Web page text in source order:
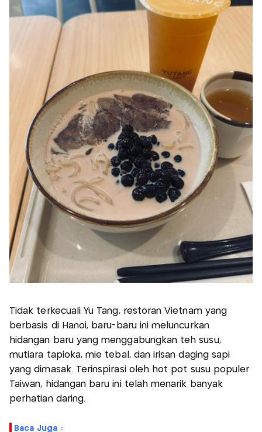
Tidak terkecuali Yu Tang, restoran Vietnam yang
berbasis di Hanoi, baru-baru ini meluncurkan
hidangan baru yang menggabungkan teh susu,
mutiara tapioka, mie tebal, dan irisan daging sapi
yang dimasak. Terinspirasi oleh hot pot susu populer
Taiwan, hidangan baru ini telah menarik banyak
perhatian daring.
Baca Juga :